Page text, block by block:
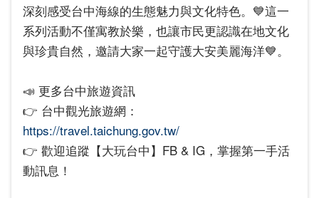
深刻感受台中海線的生態魅力與文化特色。💙這一
系列活動不僅寓教於樂，也讓市民更認識在地文化
與珍貴自然，邀請大家一起守護大安美麗海洋💙。
📣 更多台中旅遊資訊
👉 台中觀光旅遊網：
https://travel.taichung.gov.tw/
👉 歡迎追蹤【大玩台中】FB & IG，掌握第一手活
動訊息！